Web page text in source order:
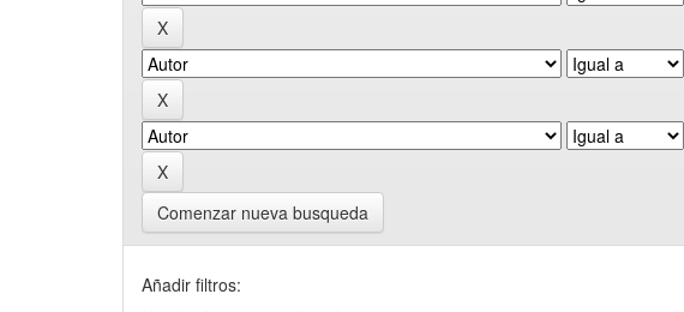
Comenzar nueva busqueda
Añadir filtros: